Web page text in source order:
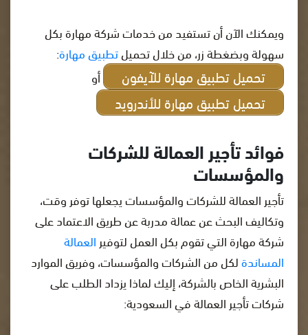
ويمكنك الآن أن تستفيد من خدمات شركة مهارة بكل
سهولة وبضغطة زر، من خلال تحميلتطبيق مهارة:
تحميل تطبيق مهارة للآيفون أو
تحميل تطبيق مهارة للأندرويد
فوائد تأجير العمالة للشركات
والمؤسسات
تأجير العمالة للشركات والمؤسسات يجعلها توفر وقت،
وتكاليف البحث عن عمالة مدربة عن طريق الاعتماد على
شركة مهارة التي تقوم بكل العمل لتوفير العمالة
المساندةلكل من الشركات والمؤسسات، وفريق الموارد
البشرية الخاص بالشركة، إليك لماذا يزداد الطلب على
شركات تأجير العمالة في السعودية: